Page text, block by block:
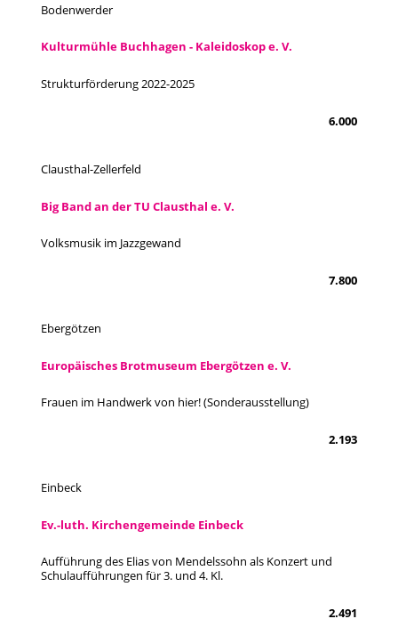
Bodenwerder
Kulturmühle Buchhagen - Kaleidoskop e. V.
Strukturförderung 2022-2025
6.000
Clausthal-Zellerfeld
Big Band an der TU Clausthal e. V.
Volksmusik im Jazzgewand
7.800
Ebergötzen
Europäisches Brotmuseum Ebergötzen e. V.
Frauen im Handwerk von hier! (Sonderausstellung)
2.193
Einbeck
Ev.-luth. Kirchengemeinde Einbeck
Aufführung des Elias von Mendelssohn als Konzert und
Schulaufführungen für 3. und 4. Kl.
2.491